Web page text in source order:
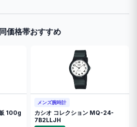
価格帯おすすめ
100g
メンズ腕時計
カシオ コレクション MQ-24-
7B2LLJH